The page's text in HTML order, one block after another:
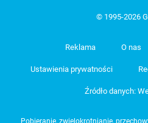
© 1995-2026
Reklama O nas
Ustawienia prywatności
Źródło danych:
Pobieranie, zwielokrotnianie,